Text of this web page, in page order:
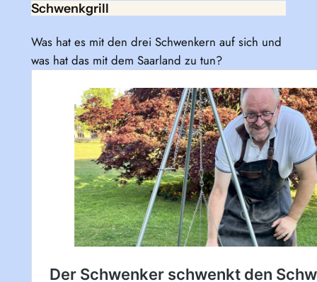
Schwenkgrill
Was hat es mit den drei Schwenkern auf sich und
was hat das mit dem Saarland zu tun?